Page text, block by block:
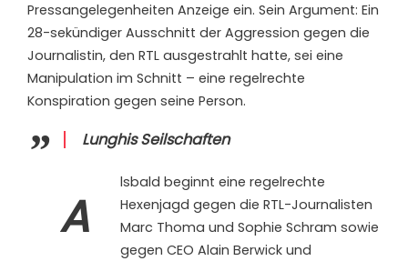
Pressangelegenheiten Anzeige ein. Sein Argument: Ein
28-sekündiger Ausschnitt der Aggression gegen die
Journalistin, den RTL ausgestrahlt hatte, sei eine
Manipulation im Schnitt – eine regelrechte
Konspiration gegen seine Person.
Lunghis Seilschaften
A
lsbald beginnt eine regelrechte
Hexenjagd gegen die RTL-Journalisten
Marc Thoma und Sophie Schram sowie
gegen CEO Alain Berwick und